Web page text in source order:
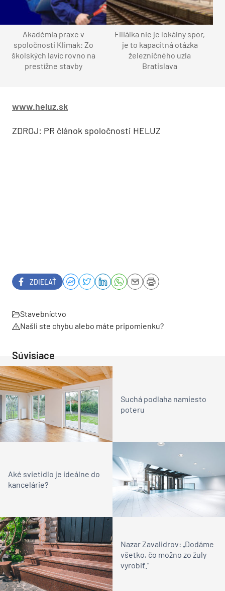
Akadémia praxe v
spoločnosti Klimak: Zo
školských lavíc rovno na
prestížne stavby
Filiálka nie je lokálny spor,
je to kapacitná otázka
železničného uzla
Bratislava
www.heluz.sk
ZDROJ: PR článok spoločnosti HELUZ
ZDIEĽAŤ
Stavebníctvo
Našli ste chybu alebo máte pripomienku?
Súvisiace
Suchá podlaha namiesto
poteru
Aké svietidlo je ideálne do
kancelárie?
Nazar Zavalidrov: „Dodáme
všetko, čo možno zo žuly
vyrobiť.“